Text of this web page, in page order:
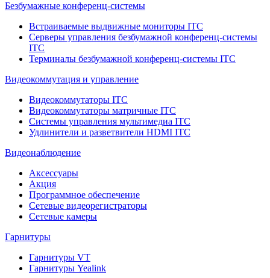
Безбумажные конференц-системы
Встраиваемые выдвижные мониторы ITC
Серверы управления безбумажной конференц-системы
ITC
Терминалы безбумажной конференц-системы ITC
Видеокоммутация и управление
Видеокоммутаторы ITC
Видеокоммутаторы матричные ITC
Системы управления мультимедиа ITC
Удлинители и разветвители HDMI ITC
Видеонаблюдение
Аксессуары
Акция
Программное обеспечение
Сетевые видеорегистраторы
Сетевые камеры
Гарнитуры
Гарнитуры VT
Гарнитуры Yealink